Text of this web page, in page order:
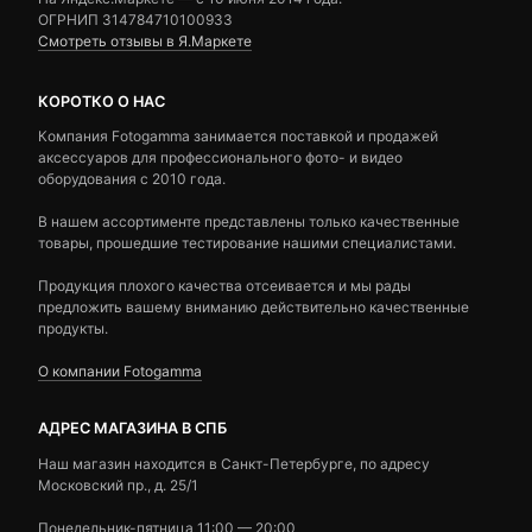
ОГРНИП 314784710100933
Смотреть отзывы в Я.Маркете
КОРОТКО О НАС
Компания Fotogamma занимается поставкой и продажей
аксессуаров для профессионального фото- и видео
оборудования с 2010 года.
В нашем ассортименте представлены только качественные
товары, прошедшие тестирование нашими специалистами.
Продукция плохого качества отсеивается и мы рады
предложить вашему вниманию действительно качественные
продукты.
О компании Fotogamma
АДРЕС МАГАЗИНА В СПБ
Наш магазин находится в Санкт-Петербурге, по адресу
Московский пр., д. 25/1
Понедельник-пятница 11:00 — 20:00